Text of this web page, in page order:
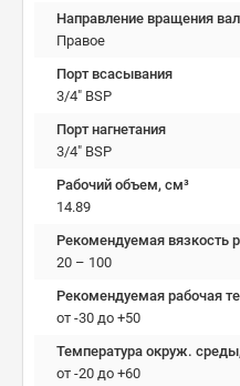
Направление вращения
Правое
Порт всасывания
3/4" BSP
Порт нагнетания
3/4" BSP
Рабочий объем, см³
14.89
Рекомендуемая вязкость
20 – 100
Рекомендуемая рабочая
от -30 до +50
Температура окруж.
от -20 до +60